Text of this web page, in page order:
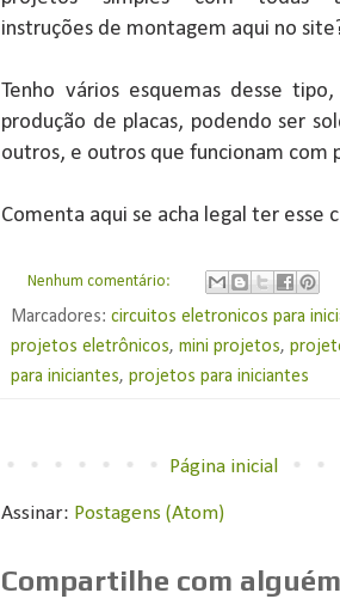
instruções de montagem aqui no
Tenho vários esquemas desse
produção de placas, podendo ser
outros, e outros que funcionam com
Comenta aqui se acha legal ter esse
Nenhum comentário:
Marcadores:circuitos eletronicos para
projetos eletrônicos,mini projetos,
para iniciantes,projetos para iniciantes
Página inicial
Assinar: Postagens (Atom)
Compartilhe com